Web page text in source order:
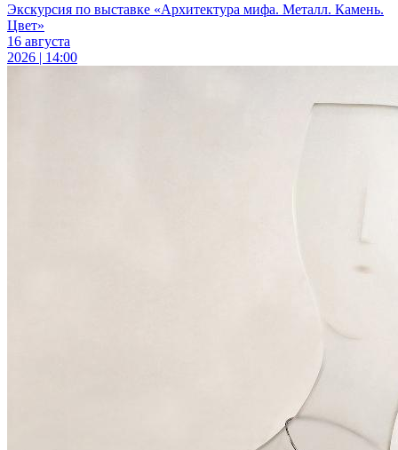
Экскурсия по выставке «Архитектура мифа. Металл. Камень.
Цвет»
16 августа
2026 | 14:00